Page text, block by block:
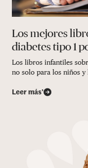
Los mejores
diabetes tipo 1
Los libros infantiles
no solo para los niños y
Leer más’